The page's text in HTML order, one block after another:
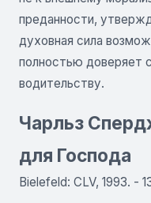
преданности,
духовная сила
полностью доверяет
водительству.
Чарльз
для Господа
Bielefeld: CLV, 1993. -